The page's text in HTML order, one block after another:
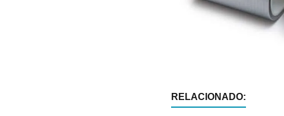
RELACIONADO: